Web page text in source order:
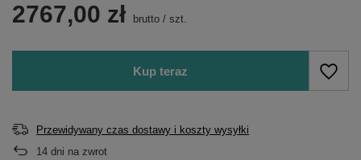
2767,00 zł brutto / szt.
Kup teraz
Przewidywany czas dostawy i koszty wysyłki
14 dni na zwrot